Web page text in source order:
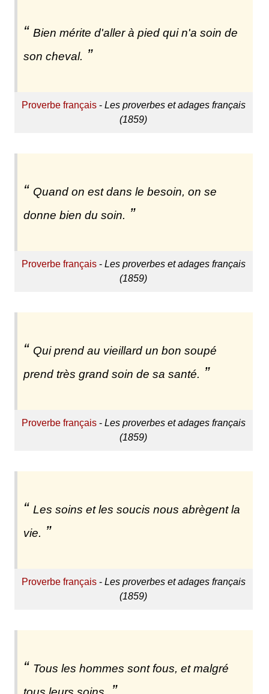
Bien mérite d'aller à pied qui n'a soin de
son cheval.
Proverbe français- Les proverbes et adages français
(1859)
Quand on est dans le besoin, on se
donne bien du soin.
Proverbe français- Les proverbes et adages français
(1859)
Qui prend au vieillard un bon soupé
prend très grand soin de sa santé.
Proverbe français- Les proverbes et adages français
(1859)
Les soins et les soucis nous abrègent la
vie.
Proverbe français- Les proverbes et adages français
(1859)
Tous les hommes sont fous, et malgré